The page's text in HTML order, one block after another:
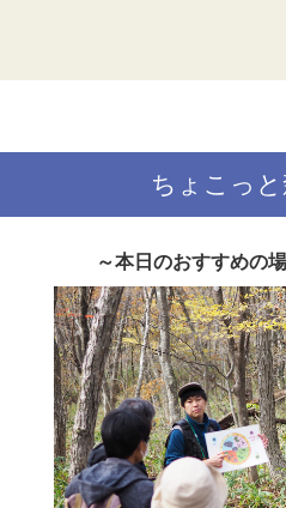
ちょこっ
～本日のおすすめの